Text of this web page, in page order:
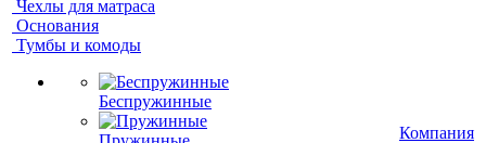
Чехлы для матраса
Основания
Тумбы и комоды
Беспружинные
Компания